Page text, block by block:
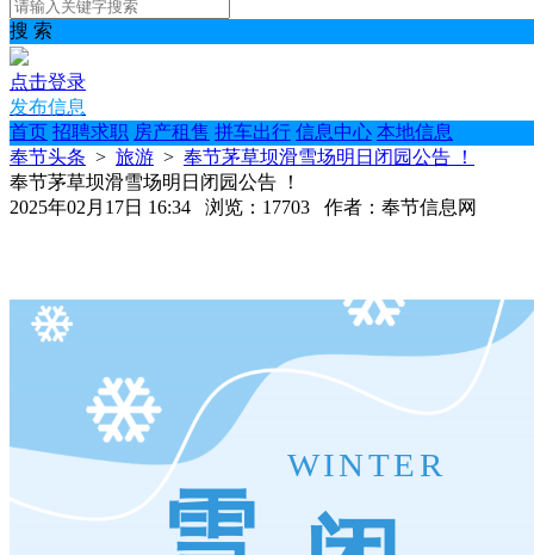
搜 索
点击登录
发布信息
首页 招聘求职 房产租售 拼车出行 信息中心 本地信息
奉节头条 > 旅游 > 奉节茅草坝滑雪场明日闭园公告 ！
奉节茅草坝滑雪场明日闭园公告 ！
2025年02月17日 16:34 浏览：17703 作者：奉节信息网
WINTER